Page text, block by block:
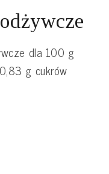
dla 100 g
g cukrów